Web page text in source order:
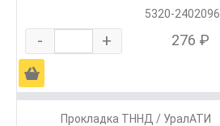
5320-2402096
- + 276 ₽
Ä
Прокладка ТННД / УралАТИ